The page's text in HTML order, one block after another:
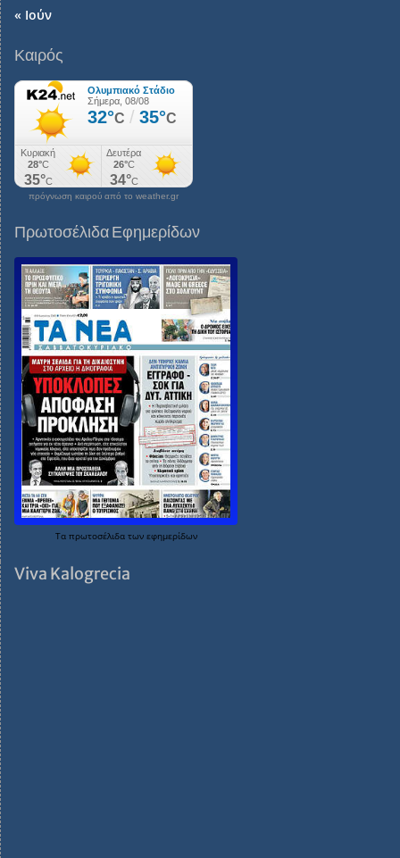
« Ιούν
Καιρός
πρόγνωση καιρού από το weather.gr
Πρωτοσέλιδα Εφημερίδων
Τα πρωτοσέλιδα των εφημερίδων
Viva Kalogrecia